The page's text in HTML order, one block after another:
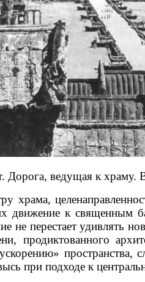
Дорога, ведущая к храму.
храма,
движение к священным
не перестает удивлять
продиктованного
пространства,
при подходе к